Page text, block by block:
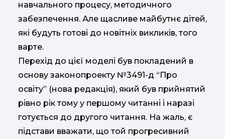
навчального процесу, методичного
забезпечення. Але щасливе майбутнє дітей,
які будуть готові до новітніх викликів, того
варте.
Перехід до цієї моделі був покладений в
основу законопроекту №3491-д “Про
освіту” (нова редакція), який був прийнятий
рівно рік тому у першому читанні і наразі
готується до другого читання. На жаль, є
підстави вважати, що той прогресивний